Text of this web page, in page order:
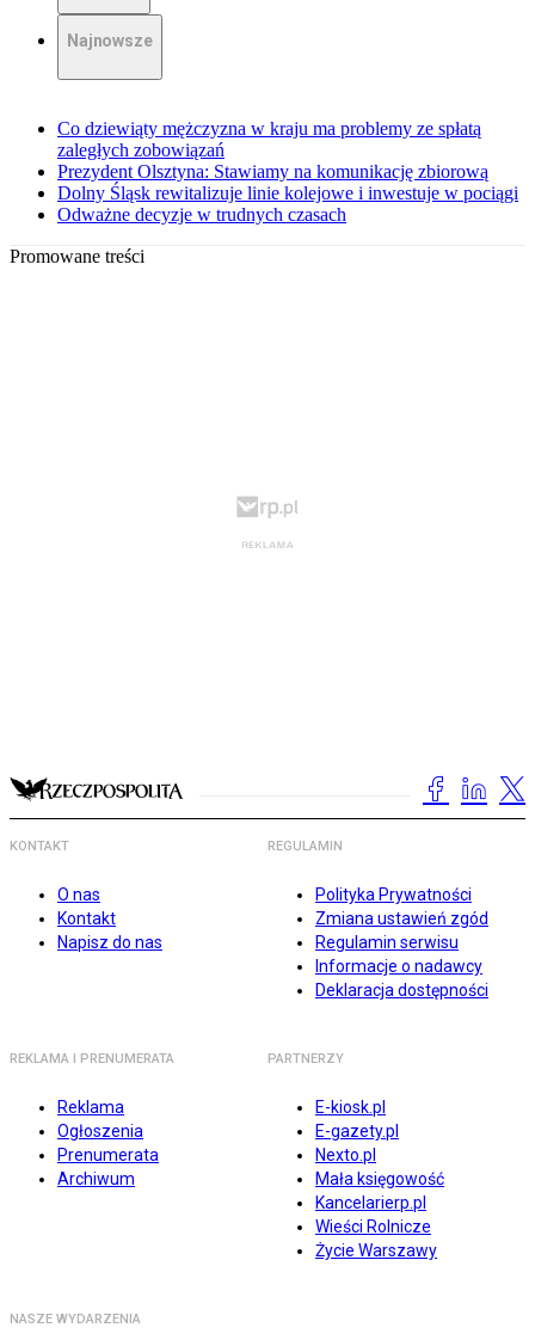
Najnowsze
Co dziewiąty mężczyzna w kraju ma problemy ze spłatą
zaległych zobowiązań
Prezydent Olsztyna: Stawiamy na komunikację zbiorową
Dolny Śląsk rewitalizuje linie kolejowe i inwestuje w pociągi
Odważne decyzje w trudnych czasach
Promowane treści
KONTAKT
O nas
Kontakt
Napisz do nas
REGULAMIN
Polityka Prywatności
Zmiana ustawień zgód
Regulamin serwisu
Informacje o nadawcy
Deklaracja dostępności
REKLAMA I PRENUMERATA
Reklama
Ogłoszenia
Prenumerata
Archiwum
PARTNERZY
E-kiosk.pl
E-gazety.pl
Nexto.pl
Mała księgowość
Kancelarierp.pl
Wieści Rolnicze
Życie Warszawy
NASZE WYDARZENIA